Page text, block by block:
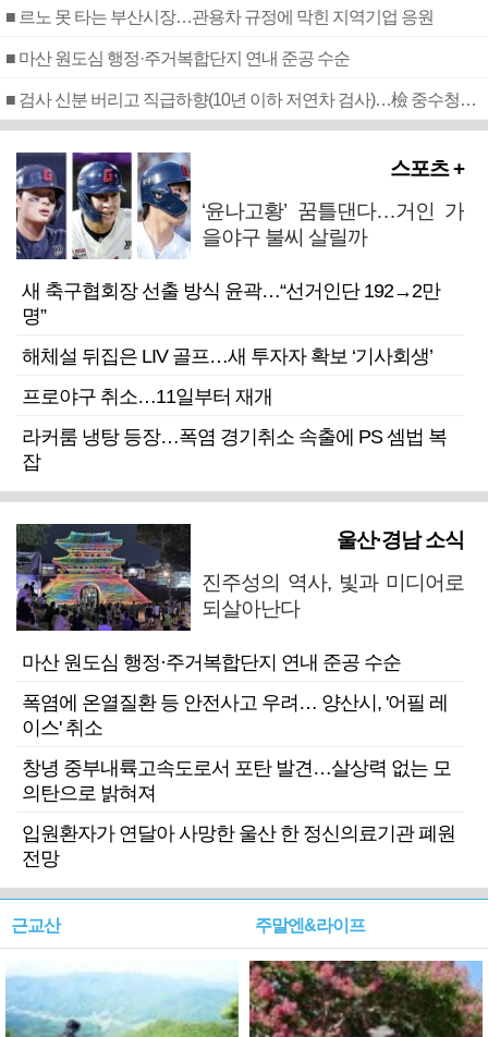
■ 르노 못 타는 부산시장…관용차 규정에 막힌 지역기업 응원
■ 마산 원도심 행정·주거복합단지 연내 준공 수순
■ 검사 신분 버리고 직급하향(10년 이하 저연차 검사)…檢 중수청행 기피
스포츠 +
‘윤나고황’ 꿈틀댄다…거인 가
을야구 불씨 살릴까
새 축구협회장 선출 방식 윤곽…“선거인단 192→2만
명”
해체설 뒤집은 LIV 골프…새 투자자 확보 ‘기사회생’
프로야구 취소…11일부터 재개
라커룸 냉탕 등장…폭염 경기취소 속출에 PS 셈법 복
잡
울산·경남 소식
진주성의 역사, 빛과 미디어로
되살아난다
마산 원도심 행정·주거복합단지 연내 준공 수순
폭염에 온열질환 등 안전사고 우려… 양산시, '어필 레
이스' 취소
창녕 중부내륙고속도로서 포탄 발견…살상력 없는 모
의탄으로 밝혀져
입원환자가 연달아 사망한 울산 한 정신의료기관 폐원
전망
근교산 주말엔&라이프